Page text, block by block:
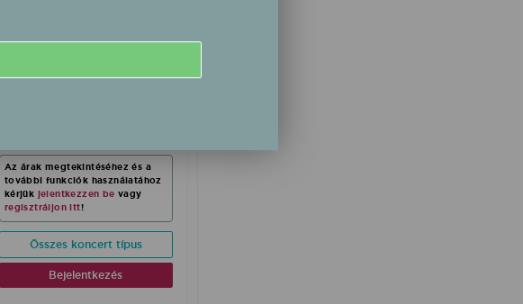
Az árak megtekintéséhez és a
további funkciók használatához
kérjük jelentkezzen be vagy
regisztráljon itt!
Összes koncert típus
Bejelentkezés